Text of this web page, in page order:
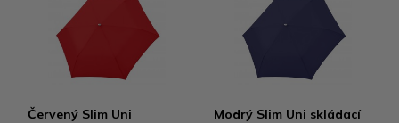
Červený Slim Uni
Modrý Slim Uni skládací